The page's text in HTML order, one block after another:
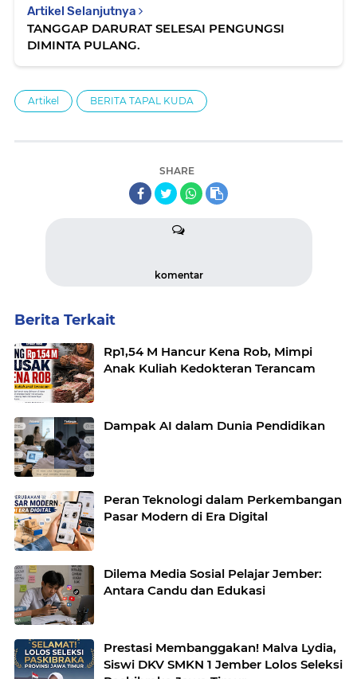
Artikel Selanjutnya
TANGGAP DARURAT SELESAI PENGUNGSI
DIMINTA PULANG.
Artikel BERITA TAPAL KUDA
SHARE
komentar
Berita Terkait
Rp1,54 M Hancur Kena Rob, Mimpi
Anak Kuliah Kedokteran Terancam
Dampak AI dalam Dunia Pendidikan
Peran Teknologi dalam Perkembangan
Pasar Modern di Era Digital
Dilema Media Sosial Pelajar Jember:
Antara Candu dan Edukasi
Prestasi Membanggakan! Malva Lydia,
Siswi DKV SMKN 1 Jember Lolos Seleksi